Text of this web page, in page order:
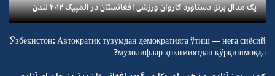
یک مدال برنز، دستاورد کاروان ورزشی افغانستان در المپیک ۲۰۱۲ لندن
Ўзбекистон: Автократик тузумдан демократияга ўтиш — нега сиёсий
мухолифлар ҳокимиятдан қўрқишмоқда?